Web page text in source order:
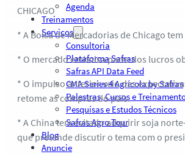
Agenda
Treinamentos
Serviços
Consultoria
Plataforma Safras
Safras API Data Feed
CMA Series 4 Agrícola by Safras
Palestras, Cursos e
Pesquisas e Estudos Técnicos
Safras Agro Tour
Blog
Anuncie
CHICAGO
* A Bolsa de Mercadorias de Chicago
* O mercado embolsa parte dos lucros
* O impulso anterior veio das
retome as compras do país.
* A China tem evitado adquirir soja
que pretende discutir o tema com o